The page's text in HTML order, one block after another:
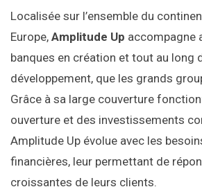
Localisée sur l’ensemble du
Europe, Amplitude Up accompagne
banques en création et tout au long
développement, que les grands
Grâce à sa large couverture
ouverture et des investissements
Amplitude Up évolue avec les
financières, leur permettant de
croissantes de leurs clients.